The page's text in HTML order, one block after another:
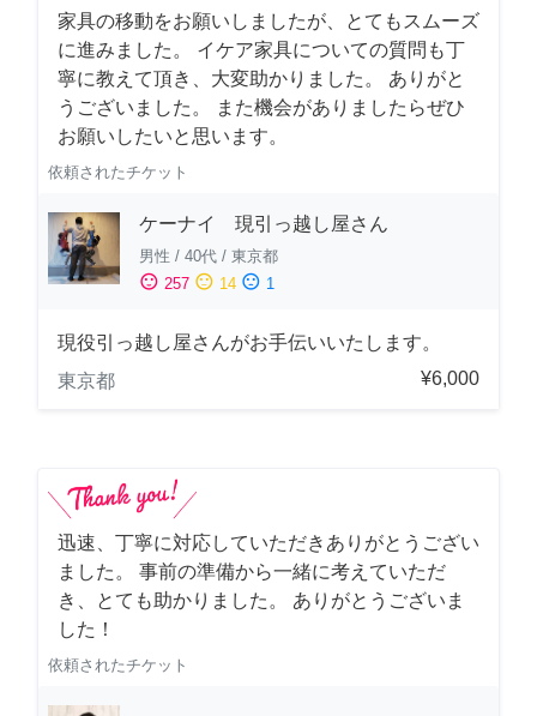
家具の移動をお願いしましたが、とてもスムーズ
に進みました。 イケア家具についての質問も丁
寧に教えて頂き、大変助かりました。 ありがと
うございました。 また機会がありましたらぜひ
お願いしたいと思います。
依頼されたチケット
ケーナイ 現引っ越し屋さん
男性 / 40代 / 東京都
sentiment_satisfied 257 sentiment_neutral 14 sentiment_dissatisfied 1
現役引っ越し屋さんがお手伝いいたします。
東京都
¥6,000
迅速、丁寧に対応していただきありがとうござい
ました。 事前の準備から一緒に考えていただ
き、とても助かりました。 ありがとうございま
した！
依頼されたチケット